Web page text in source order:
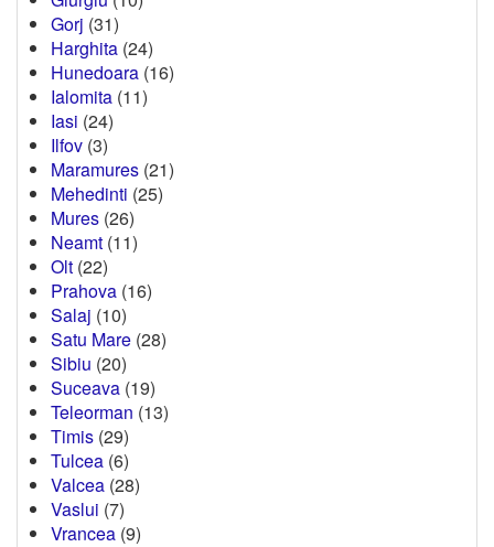
Gorj (31)
Harghita (24)
Hunedoara (16)
Ialomita (11)
Iasi (24)
Ilfov (3)
Maramures (21)
Mehedinti (25)
Mures (26)
Neamt (11)
Olt (22)
Prahova (16)
Salaj (10)
Satu Mare (28)
Sibiu (20)
Suceava (19)
Teleorman (13)
Timis (29)
Tulcea (6)
Valcea (28)
Vaslui (7)
Vrancea (9)